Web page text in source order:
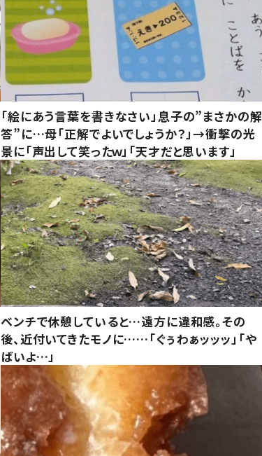
「絵にあう言葉を書きなさい」息子の”まさかの解
答”に…母「正解でよいでしょうか？」→衝撃の光
景に「声出して笑ったｗ」「天才だと思います」
ベンチで休憩していると…遠方に違和感。その
後、近付いてきたモノに……「ぐぅわぁッッッ」「や
ばいよ…」